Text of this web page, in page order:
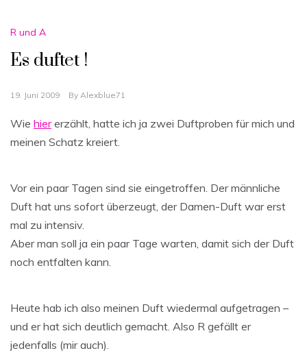
R und A
Es duftet !
19. Juni 2009 By Alexblue71
Wie hiererzählt, hatte ich ja zwei Duftproben für mich und
meinen Schatz kreiert.
Vor ein paar Tagen sind sie eingetroffen. Der männliche
Duft hat uns sofort überzeugt, der Damen-Duft war erst
mal zu intensiv.
Aber man soll ja ein paar Tage warten, damit sich der Duft
noch entfalten kann.
Heute hab ich also meinen Duft wiedermal aufgetragen –
und er hat sich deutlich gemacht. Also R gefällt er
jedenfalls (mir auch).